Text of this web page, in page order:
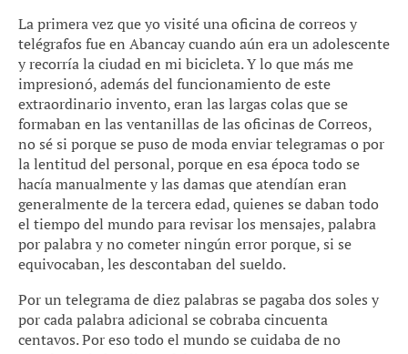
La primera vez que yo visité una oficina de correos y
telégrafos fue en Abancay cuando aún era un adolescente
y recorría la ciudad en mi bicicleta. Y lo que más me
impresionó, además del funcionamiento de este
extraordinario invento, eran las largas colas que se
formaban en las ventanillas de las oficinas de Correos,
no sé si porque se puso de moda enviar telegramas o por
la lentitud del personal, porque en esa época todo se
hacía manualmente y las damas que atendían eran
generalmente de la tercera edad, quienes se daban todo
el tiempo del mundo para revisar los mensajes, palabra
por palabra y no cometer ningún error porque, si se
equivocaban, les descontaban del sueldo.
Por un telegrama de diez palabras se pagaba dos soles y
por cada palabra adicional se cobraba cincuenta
centavos. Por eso todo el mundo se cuidaba de no